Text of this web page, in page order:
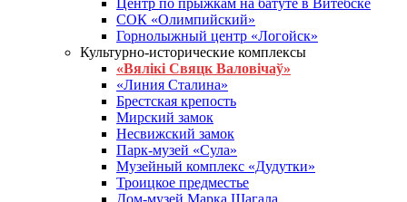
Центр по прыжкам на батуте в Витебске
СОК «Олимпийский»
Горнолыжный центр «Логойск»
Культурно-исторические комплексы
«Вялікі Свяцк Валовічаў»
«Линия Сталина»
Брестская крепость
Мирский замок
Несвижский замок
Парк-музей «Сула»
Музейный комплекс «Дудутки»
Троицкое предместье
Дом-музей Марка Шагала